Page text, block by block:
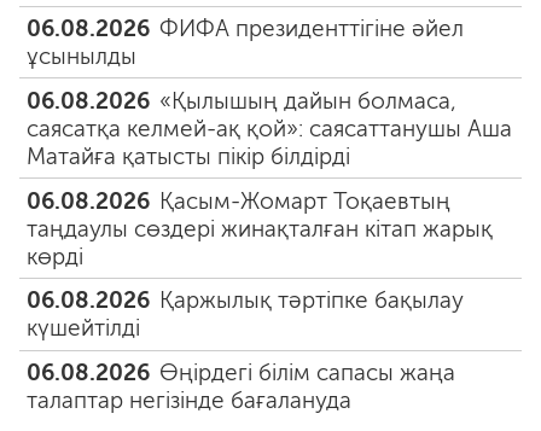
06.08.2026 ФИФА президенттігіне әйел
ұсынылды
06.08.2026 «Қылышың дайын болмаса,
саясатқа келмей-ақ қой»: саясаттанушы Аша
Матайға қатысты пікір білдірді
06.08.2026 Қасым-Жомарт Тоқаевтың
таңдаулы сөздері жинақталған кітап жарық
көрді
06.08.2026 Қаржылық тәртіпке бақылау
күшейтілді
06.08.2026 Өңірдегі білім сапасы жаңа
талаптар негізінде бағалануда